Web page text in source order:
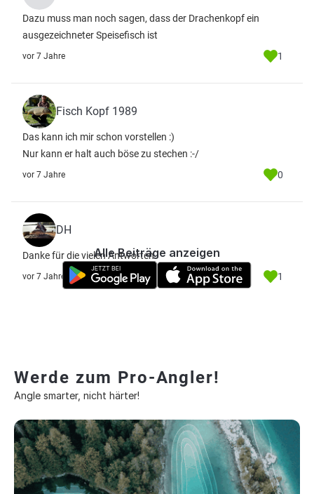
Dazu muss man noch sagen, dass der Drachenkopf ein
ausgezeichneter Speisefisch ist
vor 7 Jahre 1
Fisch Kopf 1989
Das kann ich mir schon vorstellen :)
Nur kann er halt auch böse zu stechen :-/
vor 7 Jahre 0
DH
Danke für die vielen Antworten
vor 7 Jahre 1
Alle Beiträge anzeigen
Werde zum Pro-Angler!
Angle smarter, nicht härter!